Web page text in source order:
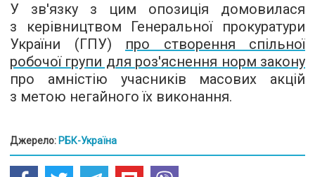
У зв'язку з цим опозиція домовилася
з керівництвом Генеральної прокуратури
України (ГПУ) про створення спільної
робочої групи для роз'яснення норм закону
про амністію учасників масових акцій
з метою негайного їх виконання.
Джерело: РБК-Україна